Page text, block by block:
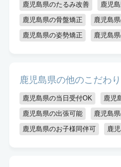
鹿児島県のたるみ改善
鹿児
鹿児島県の骨盤矯正
鹿児島
鹿児島県の姿勢矯正
鹿児島
鹿児島県の他のこだわ
鹿児島県の当日受付OK
鹿児
鹿児島県の出張可能
鹿児島
鹿児島県のお子様同伴可
鹿